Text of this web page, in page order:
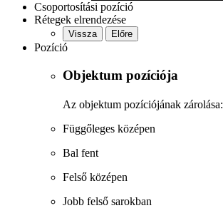
Csoportosítási pozíció
Rétegek elrendezése
Vissza Előre
Pozíció
Objektum pozíciója
Az objektum pozíciójának zárolása:
Függőleges középen
Bal fent
Felső középen
Jobb felső sarokban